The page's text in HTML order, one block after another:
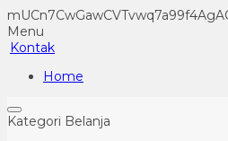
Menu
Kontak
Home
Kategori Belanja